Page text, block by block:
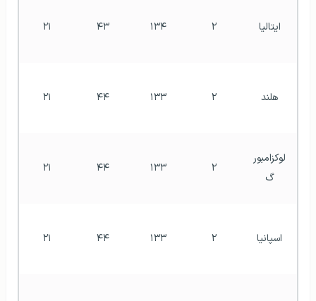
ایتالیا ۲ ۱۳۴ ۴۳ ۲۱
هلند ۲ ۱۳۳ ۴۴ ۲۱
لوکزامبور
گ
۲ ۱۳۳ ۴۴ ۲۱
اسپانیا ۲ ۱۳۳ ۴۴ ۲۱